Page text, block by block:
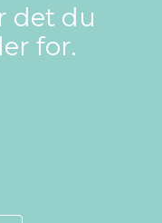
det du
for.